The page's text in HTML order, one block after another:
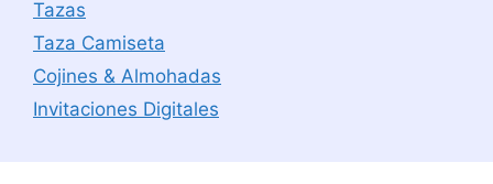
Tazas
Taza Camiseta
Cojines & Almohadas
Invitaciones Digitales